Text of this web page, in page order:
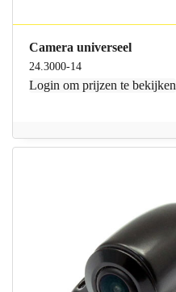
Camera universeel
24.3000-14
Login om prijzen te bekijken